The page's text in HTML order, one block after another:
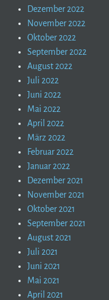
Dezember 2022
November 2022
Oktober 2022
September 2022
August 2022
Juli 2022
Juni 2022
Mai 2022
April 2022
März 2022
Februar 2022
Januar 2022
Dezember 2021
November 2021
Oktober 2021
September 2021
August 2021
Juli 2021
Juni 2021
Mai 2021
April 2021